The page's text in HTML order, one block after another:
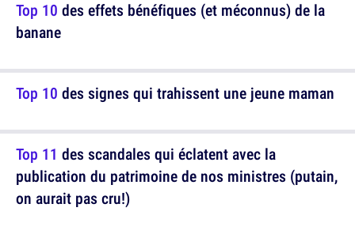
Top 10 des effets bénéfiques (et méconnus) de la
banane
Top 11 des scandales qui éclatent avec la
publication du patrimoine de nos ministres (putain,
on aurait pas cru!)
Top 10 des signes qui trahissent une jeune maman